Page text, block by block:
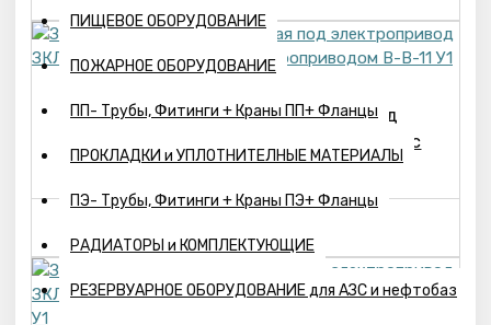
ПИЩЕВОЕ ОБОРУДОВАНИЕ
ПОЖАРНОЕ ОБОРУДОВАНИЕ
ПП- Трубы, Фитинги + Краны ПП+ Фланцы
ПРОКЛАДКИ и УПЛОТНИТЕЛНЫЕ МАТЕРИАЛЫ
ПЭ- Трубы, Фитинги + Краны ПЭ+ Фланцы
РАДИАТОРЫ и КОМПЛЕКТУЮЩИЕ
РЕЗЕРВУАРНОЕ ОБОРУДОВАНИЕ для АЗС и нефтобаз
Задвижка клиновая фланцевая под
электропривод ЗКЛП 150-100 31с916нж с
электроприводом В-В-11 У1
526152р.